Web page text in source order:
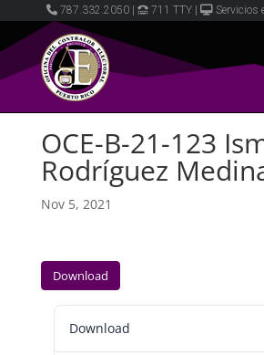
787.332.2050 711 TTY Servicios
OCE-B-21-123
Rodríguez
Nov 5, 2021
Download
Download